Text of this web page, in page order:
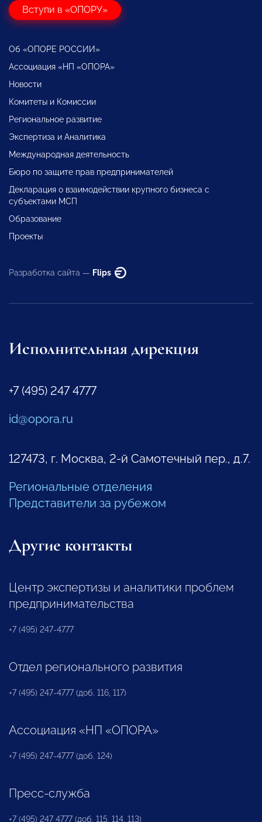
Вступи в «ОПОРУ»
Об «ОПОРЕ РОССИИ»
Ассоциация «НП «ОПОРА»
Новости
Комитеты и Комиссии
Региональное развитие
Экспертиза и Аналитика
Международная деятельность
Бюро по защите прав предпринимателей
Декларация о взаимодействии крупного бизнеса с
субъектами МСП
Образование
Проекты
Разработка сайта — Flips
Исполнительная дирекция
+7 (495) 247 4777
id@opora.ru
127473, г. Москва, 2-й Самотечный пер., д.7.
Региональные отделения
Представители за рубежом
Другие контакты
Центр экспертизы и аналитики проблем
предпринимательства
+7 (495) 247-4777
Отдел регионального развития
+7 (495) 247-4777 (доб. 116, 117)
Ассоциация «НП «ОПОРА»
+7 (495) 247-4777 (доб. 124)
Пресс-служба
+7 (495) 247 4777 (доб. 115, 114, 113)